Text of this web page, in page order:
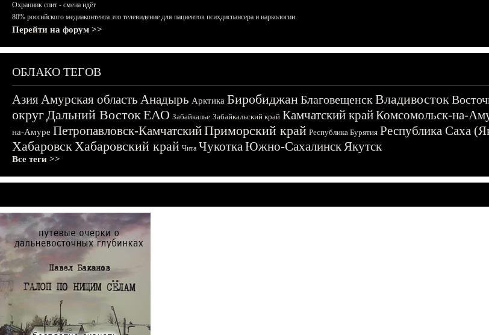
Охранник спит - смена идёт
80% российского медиаконтента это телевидение для пациентов психдиспансера и наркологии.
Перейти на форум >>
ОБЛАКО ТЕГОВ
АзияАмурская область Анадырь Арктика БиробиджанБлаговещенскВладивосток
округДальний ВостокЕАО Забайкалье Забайкальский край Камчатский крайКомсомольск-на-
на-Амуре Петропавловск-КамчатскийПриморский край Республика Бурятия Республика Саха
ХабаровскХабаровский край Чита ЧукоткаЮжно-СахалинскЯкутск
Все теги >>